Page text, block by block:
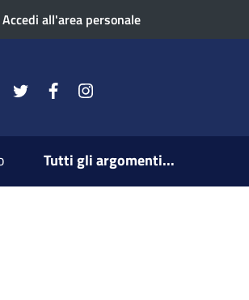
Accedi all'area personale
Facebook
Tutti gli argomenti...